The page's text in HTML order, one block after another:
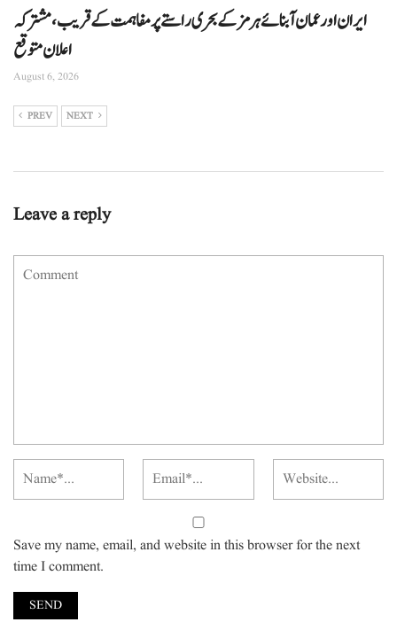
ایران اور عمان آبنائے ہرمز کے بحری راستے پر مفاہمت کے قریب، مشترکہ
اعلان متوقع
August 6, 2026
PREV NEXT
Leave a reply
Save my name, email, and website in this browser for the next
time I comment.